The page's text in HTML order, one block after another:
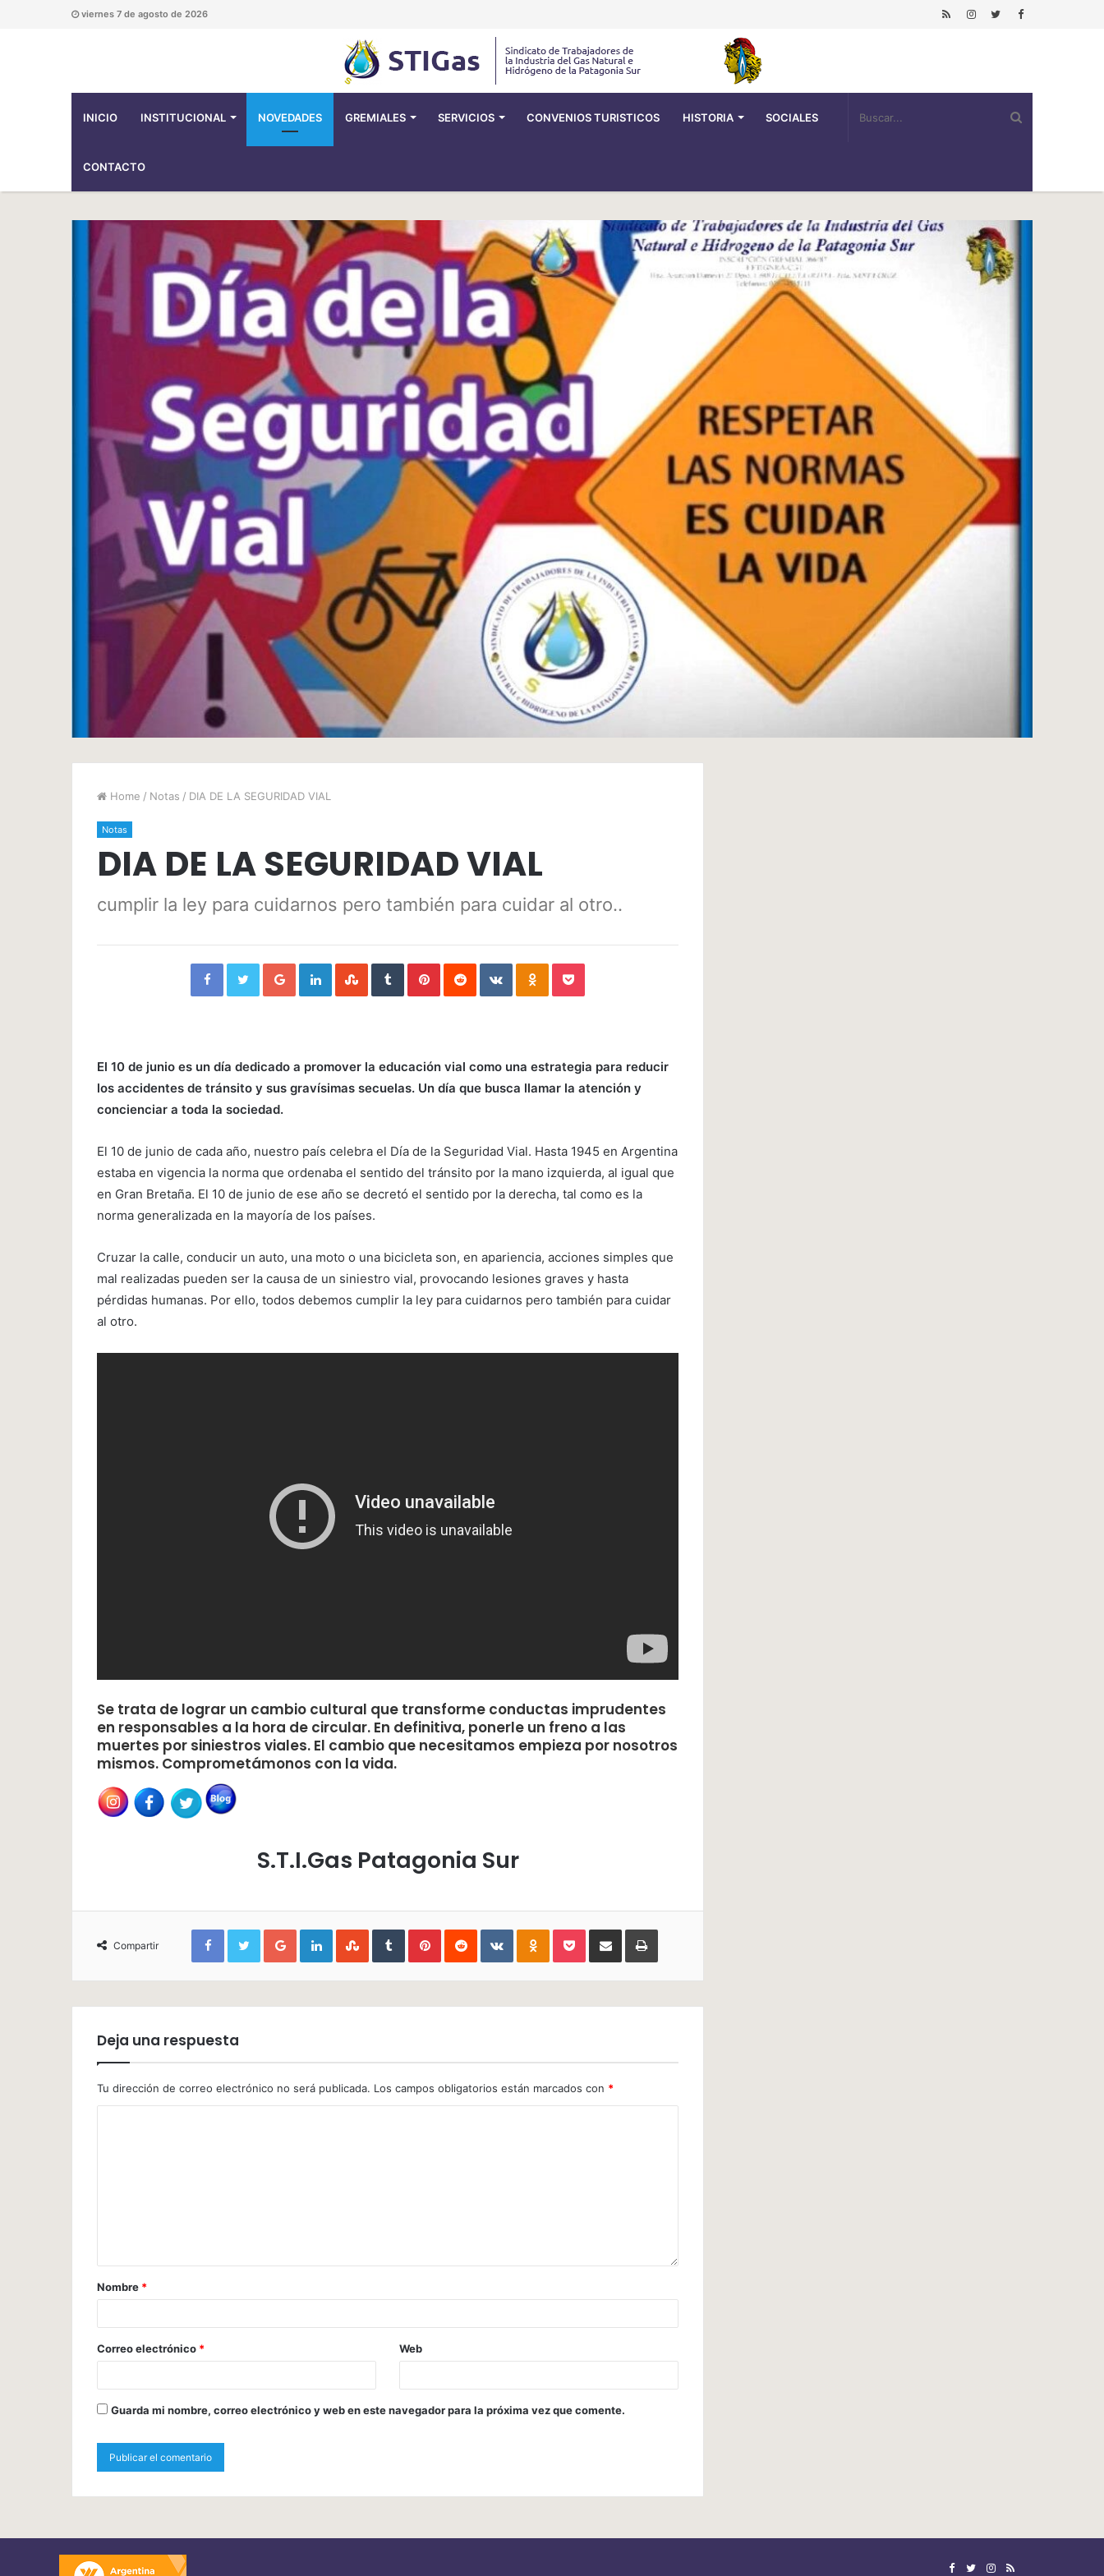
viernes 7 de agosto de 2026
INICIO INSTITUCIONAL NOVEDADES GREMIALES SERVICIOS CONVENIOS TURISTICOS HISTORIA SOCIALES
CONTACTO
Home / Notas / DIA DE LA SEGURIDAD VIAL
Notas
DIA DE LA SEGURIDAD VIAL
cumplir la ley para cuidarnos pero también para cuidar al otro..
FacebookTwitterGoogle+LinkedInStumbleUpon
TumblrPinterestReddit VKontakteOdnoklassniki
Pocket
El 10 de junio es un día dedicado a promover la educación vial como una estrategia para reducir
los accidentes de tránsito y sus gravísimas secuelas. Un día que busca llamar la atención y
concienciar a toda la sociedad.
El 10 de junio de cada año, nuestro país celebra el Día de la Seguridad Vial. Hasta 1945 en Argentina
estaba en vigencia la norma que ordenaba el sentido del tránsito por la mano izquierda, al igual que
en Gran Bretaña. El 10 de junio de ese año se decretó el sentido por la derecha, tal como es la
norma generalizada en la mayoría de los países.
Cruzar la calle, conducir un auto, una moto o una bicicleta son, en apariencia, acciones simples que
mal realizadas pueden ser la causa de un siniestro vial, provocando lesiones graves y hasta
pérdidas humanas. Por ello, todos debemos cumplir la ley para cuidarnos pero también para cuidar
al otro.
Se trata de lograr un cambio cultural que transforme conductas imprudentes
en responsables a la hora de circular. En definitiva, ponerle un freno a las
muertes por siniestros viales. El cambio que necesitamos empieza por nosotros
mismos. Comprometámonos con la vida.
S.T.I.Gas Patagonia Sur
Compartir
FacebookTwitterGoogle+LinkedInStumbleUpon
TumblrPinterestReddit VKontakteOdnoklassniki
PocketCompartirImprimir
Deja una respuesta
Tu dirección de correo electrónico no será publicada. Los campos obligatorios están marcados con *
Nombre *
Correo electrónico * Web
Guarda mi nombre, correo electrónico y web en este navegador para la próxima vez que comente.